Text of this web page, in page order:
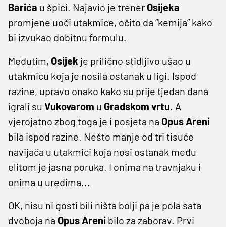
Barića u špici. Najavio je trener Osijeka
promjene uoči utakmice, očito da “kemija” kako
bi izvukao dobitnu formulu.
Međutim, Osijek je prilično stidljivo ušao u
utakmicu koja je nosila ostanak u ligi. Ispod
razine, upravo onako kako su prije tjedan dana
igrali su Vukovarom u Gradskom vrtu. A
vjerojatno zbog toga je i posjeta na Opus Areni
bila ispod razine. Nešto manje od tri tisuće
navijača u utakmici koja nosi ostanak među
elitom je jasna poruka. I onima na travnjaku i
onima u uredima...
OK, nisu ni gosti bili ništa bolji pa je pola sata
dvoboja na Opus Areni bilo za zaborav. Prvi